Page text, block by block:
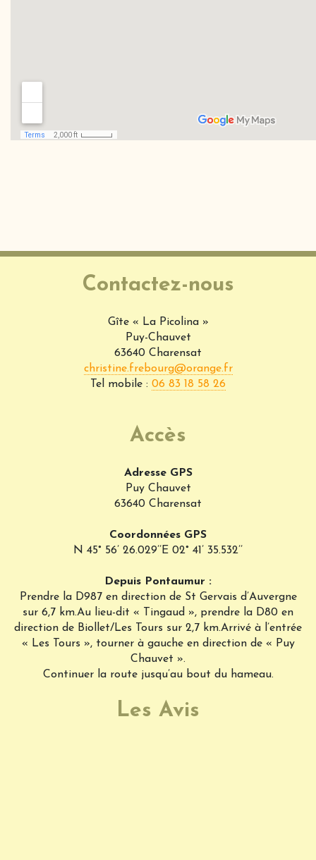
Contactez-nous
Gîte « La Picolina »
Puy-Chauvet
63640 Charensat
christine.frebourg@orange.fr
Tel mobile : 06 83 18 58 26
Accès
Adresse GPS
Puy Chauvet
63640 Charensat
Coordonnées GPS
N 45° 56’ 26.029’’E 02° 41’ 35.532’’
Depuis Pontaumur :
Prendre la D987 en direction de St Gervais d’Auvergne
sur 6,7 km.Au lieu-dit « Tingaud », prendre la D80 en
direction de Biollet/Les Tours sur 2,7 km.Arrivé à l’entrée
« Les Tours », tourner à gauche en direction de « Puy
Chauvet ».
Continuer la route jusqu’au bout du hameau.
Les Avis